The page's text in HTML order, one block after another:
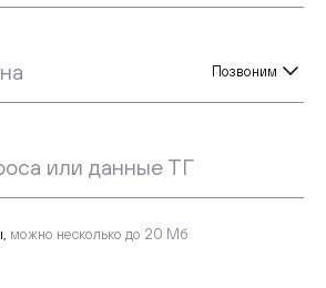
Позвоним
или данные ТГ
можно несколько до 20 Мб